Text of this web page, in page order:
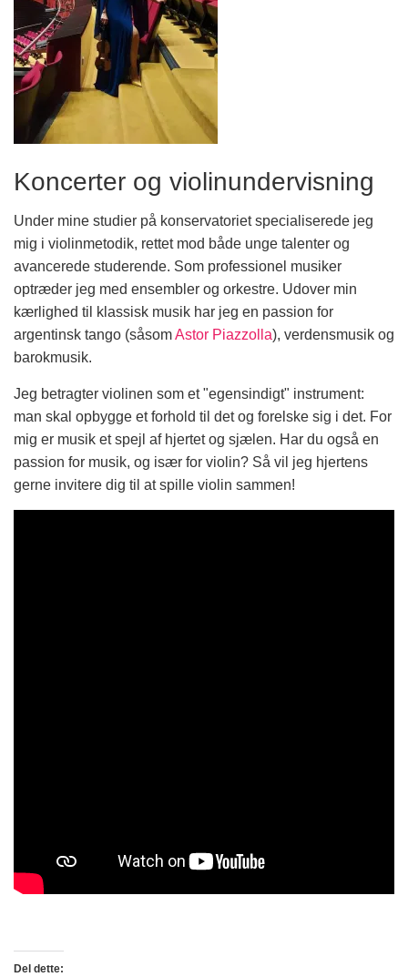
Koncerter og violinundervisning
Under mine studier på konservatoriet specialiserede jeg
mig i violinmetodik, rettet mod både unge talenter og
avancerede studerende. Som professionel musiker
optræder jeg med ensembler og orkestre. Udover min
kærlighed til klassisk musik har jeg en passion for
argentinsk tango (såsomAstor Piazzolla), verdensmusik og
barokmusik.
Jeg betragter violinen som et "egensindigt" instrument:
man skal opbygge et forhold til det og forelske sig i det. For
mig er musik et spejl af hjertet og sjælen. Har du også en
passion for musik, og især for violin? Så vil jeg hjertens
gerne invitere dig til at spille violin sammen!
Del dette: